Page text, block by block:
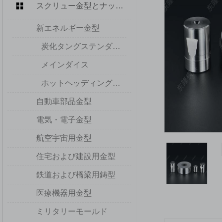
スクリュー金型とナット金型
新エネルギー金型
炭化タングステンダイス
メインダイス
ホットヘッディングダイズ
自動車部品金型
電気・電子金型
航空宇宙用金型
住宅および建設用金型
鉄道および橋梁用鋳型
医療機器用金型
ミリタリーモールド